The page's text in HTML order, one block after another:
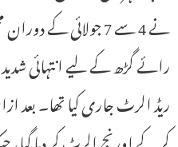
نے 4 سے 7 جولائی کے
رائے گڑھ کے لیے انتہائی
ریڈ الرٹ جاری کیا تھا۔ بعد